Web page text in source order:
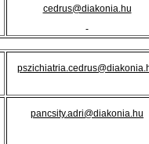
cedrus@diakonia.hu
-
pancsity.adri@diakonia.hu